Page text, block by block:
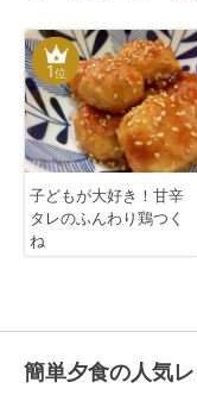
1位
子どもが大好き！甘辛
タレのふんわり鶏つく
ね
簡単夕食の人気